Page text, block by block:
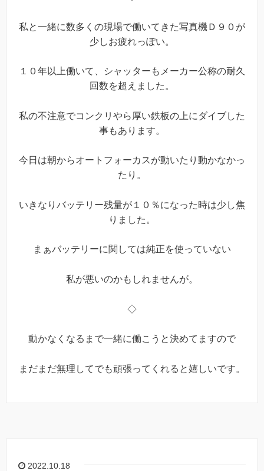
私と一緒に数多くの現場で働いてきた写真機Ｄ９０が
少しお疲れっぽい。
１０年以上働いて、シャッターもメーカー公称の耐久
回数を超えました。
私の不注意でコンクリやら厚い鉄板の上にダイブした
事もあります。
今日は朝からオートフォーカスが動いたり動かなかっ
たり。
いきなりバッテリー残量が１０％になった時は少し焦
りました。
まぁバッテリーに関しては純正を使っていない
私が悪いのかもしれませんが。
◇
動かなくなるまで一緒に働こうと決めてますので
まだまだ無理してでも頑張ってくれると嬉しいです。
2022.10.18